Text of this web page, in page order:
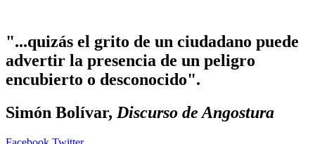
"...quizás el grito de un ciudadano puede
advertir la presencia de un peligro
encubierto o desconocido".
Simón Bolívar, Discurso de Angostura